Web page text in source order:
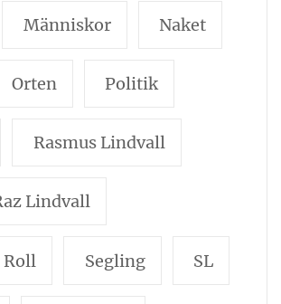
Människor Naket
Orten Politik
Rasmus Lindvall
Lindvall
Roll Segling SL